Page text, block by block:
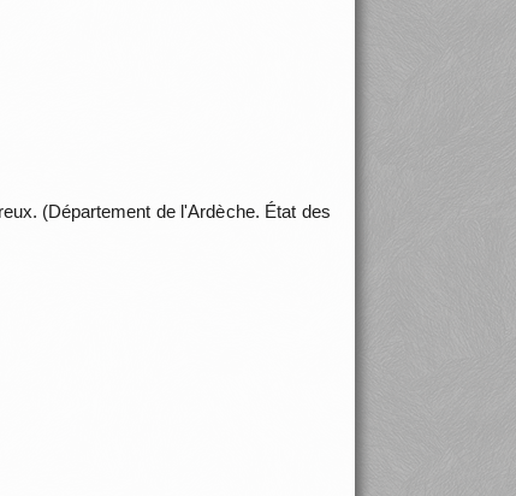
(Département de l'Ardèche. État des